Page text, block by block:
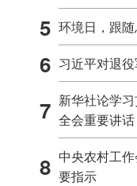
5 环境日，跟
6 习近平对退
7 新华社论学
全会重要讲话
8 中央农村工
要指示